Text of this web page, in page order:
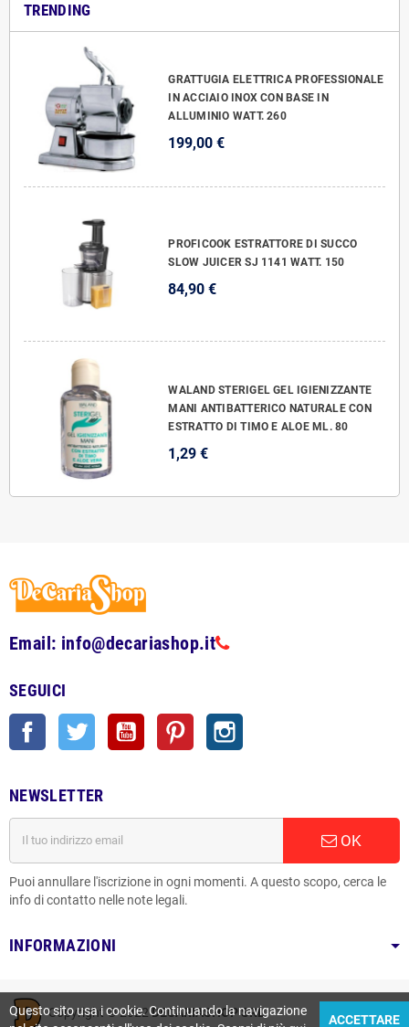
TRENDING
GRATTUGIA ELETTRICA PROFESSIONALE
IN ACCIAIO INOX CON BASE IN
ALLUMINIO WATT. 260
199,00 €
PROFICOOK ESTRATTORE DI SUCCO
SLOW JUICER SJ 1141 WATT. 150
84,90 €
WALAND STERIGEL GEL IGIENIZZANTE
MANI ANTIBATTERICO NATURALE CON
ESTRATTO DI TIMO E ALOE ML. 80
1,29 €
Email: info@decariashop.it
SEGUICI
Facebook Twitter YouTube Pinterest
NEWSLETTER
OK
Puoi annullare l'iscrizione in ogni momenti. A questo scopo, cerca le
info di contatto nelle note legali.
INFORMAZIONI
Copyright © 2022DECARIASHOP SRL
Questo sito usa i cookie. Continuando la navigazione
ACCETTARE